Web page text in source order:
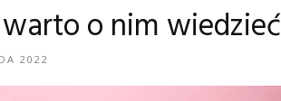
o nim wiedzieć
2022